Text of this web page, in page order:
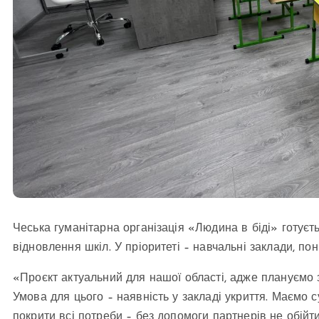
Чеська гуманітарна організація «Людина в біді»
відновлення шкіл. У пріоритеті – навчальні заклади,
«Проєкт актуальний для нашої області, адже
Умова для цього – наявність у закладі укриття.